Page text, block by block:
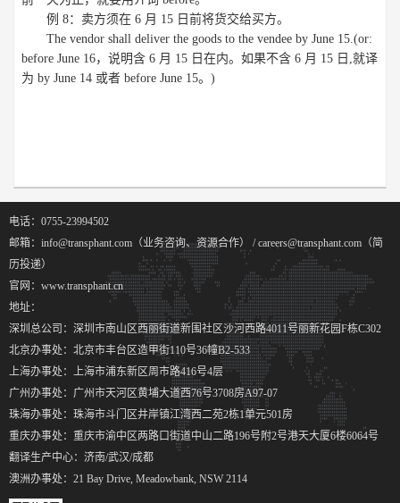
例 8：卖方须在 6 月 15 日前将货交给买方。
The vendor shall deliver the goods to the vendee by June 15.(or:
before June 16，说明含 6 月 15 日在内。如果不含 6 月 15 日,就译
为 by June 14 或者 before June 15。)
电话：0755-23994502
邮箱：info@transphant.com（业务咨询、资源合作） / careers@transphant.com（简
历投递）
官网：www.transphant.cn
地址：
深圳总公司：深圳市南山区西丽街道新围社区沙河西路4011号丽新花园F栋C302
北京办事处：北京市丰台区造甲街110号36幢B2-533
上海办事处：上海市浦东新区周市路416号4层
广州办事处：广州市天河区黄埔大道西76号3708房A97-07
珠海办事处：珠海市斗门区井岸镇江湾西二苑2栋1单元501房
重庆办事处：重庆市渝中区两路口街道中山二路196号附2号港天大厦6楼6064号
翻译生产中心：济南/武汉/成都
澳洲办事处：21 Bay Drive, Meadowbank, NSW 2114